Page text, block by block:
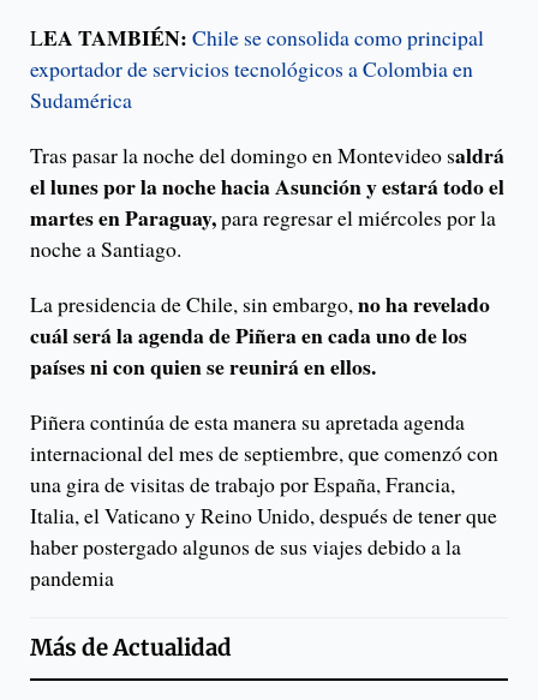
LEA TAMBIÉN: Chile se consolida como principal
exportador de servicios tecnológicos a Colombia en
Sudamérica
Tras pasar la noche del domingo en Montevideo saldrá
el lunes por la noche hacia Asunción y estará todo el
martes en Paraguay,para regresar el miércoles por la
noche a Santiago.
La presidencia de Chile, sin embargo,no ha revelado
cuál será la agenda de Piñera en cada uno de los
países ni con quien se reunirá en ellos.
Piñera continúa de esta manera su apretada agenda
internacional del mes de septiembre, que comenzó con
una gira de visitas de trabajo por España, Francia,
Italia, el Vaticano y Reino Unido, después de tener que
haber postergado algunos de sus viajes debido a la
pandemia
Más deActualidad